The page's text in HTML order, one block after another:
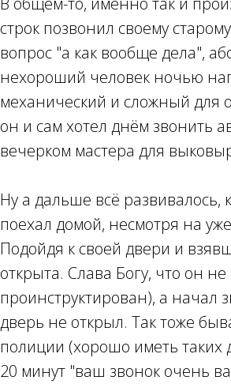
строк позвонил своему
вопрос "а как вообще дела",
нехороший человек ночью
механический и сложный для
он и сам хотел днём звонить
вечерком мастера для
Ну а дальше всё
поехал домой, несмотря на
Подойдя к своей двери и
открыта. Слава Богу, что он
проинструктирован), а начал
дверь не открыл. Так тоже
полиции (хорошо иметь таких
20 минут "ваш звонок очень